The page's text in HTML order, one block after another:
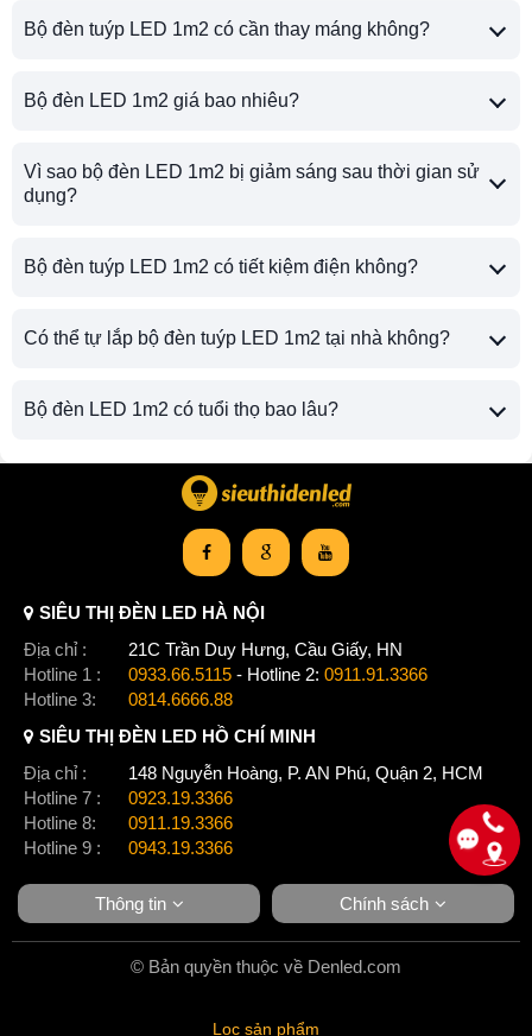
Lọc sản phẩm
Bộ đèn tuýp LED 1m2 có cần thay máng không?
Bộ đèn LED 1m2 giá bao nhiêu?
Vì sao bộ đèn LED 1m2 bị giảm sáng sau thời gian sử
dụng?
Bộ đèn tuýp LED 1m2 có tiết kiệm điện không?
Có thể tự lắp bộ đèn tuýp LED 1m2 tại nhà không?
Bộ đèn LED 1m2 có tuổi thọ bao lâu?
SIÊU THỊ ĐÈN LED HÀ NỘI
Địa chỉ :
21C Trần Duy Hưng, Cầu Giấy, HN
Hotline 1 :
0933.66.5115 - Hotline 2: 0911.91.3366
Hotline 3:
0814.6666.88
SIÊU THỊ ĐÈN LED HỒ CHÍ MINH
Địa chỉ :
148 Nguyễn Hoàng, P. AN Phú, Quận 2, HCM
Hotline 7 :
0923.19.3366
Hotline 8:
0911.19.3366
Hotline 9 :
0943.19.3366
Thông tin Chính sách
© Bản quyền thuộc về Denled.com